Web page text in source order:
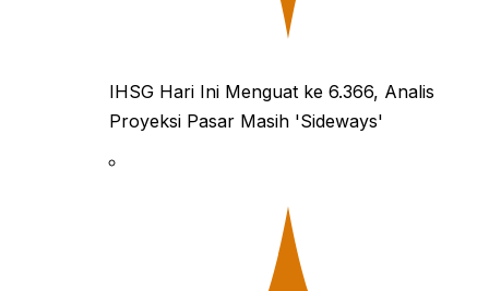
IHSG Hari Ini Menguat ke 6.366, Analis
Proyeksi Pasar Masih 'Sideways'